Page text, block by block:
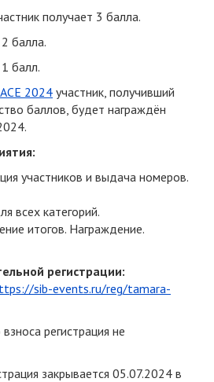
получает 3 балла.
балла.
балл.
2024 участник, получивший
баллов, будет награждён
участников и выдача номеров.
всех категорий.
итогов. Награждение.
регистрации:
sib-events.ru/reg/tamara-
регистрация не
закрывается 05.07.2024 в